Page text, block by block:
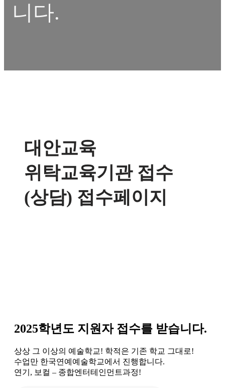
니다.
대안교육
위탁교육기관 접수
(상담) 접수페이지
2025학년도 지원자 접수를 받습니다.
상상 그 이상의 예술학교! 학적은 기존 학교 그대로!
수업만 한국연예예술학교에서 진행합니다.
연기, 보컬 – 종합엔터테인먼트과정!